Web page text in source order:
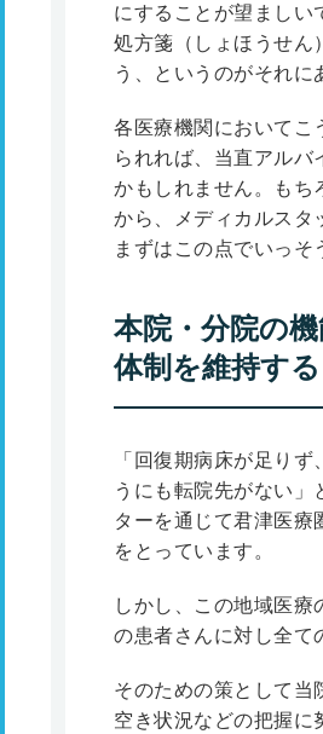
にすることが望ましい
処方箋（しょほうせん
う、というのがそれに
各医療機関においてこ
られれば、当直アルバ
かもしれません。もち
から、メディカルスタ
まずはこの点でいっ
本院・分院の
体制を維持す
「回復期病床が足り
うにも転院先がない
ターを通じて君津医療
をとっています。
しかし、この地域医
の患者さんに対し全て
そのための策として当
空き状況などの把握に